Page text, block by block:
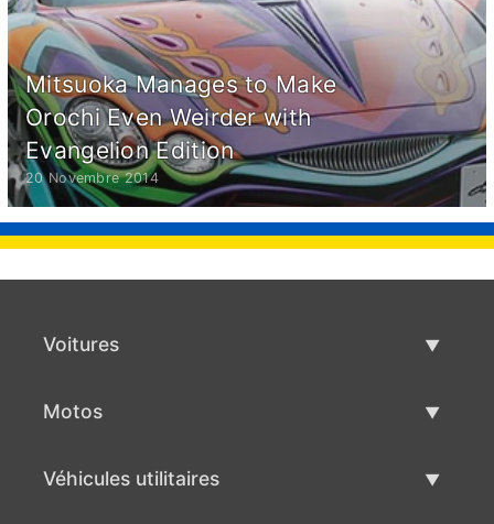
Mitsuoka Manages to Make
Orochi Even Weirder with
Evangelion Edition
20 Novembre 2014
Voitures
Motos
Véhicules utilitaires